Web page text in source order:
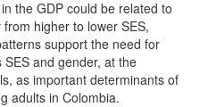
the GDP could be related to
higher to lower SES,
support the need for
and gender, at the
as important determinants of
adults in Colombia.